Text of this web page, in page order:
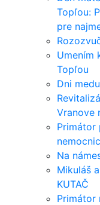
Topľou:
pre
Umením
Topľou
Dni
Vranove
Primátor
Na
Mikuláš
KUTAČ
Primátor